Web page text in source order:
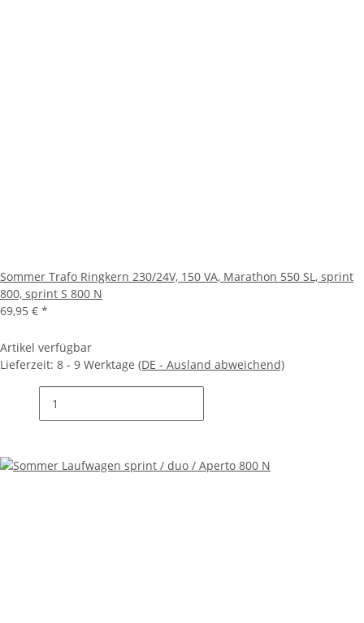
Sommer Trafo Ringkern 230/24V, 150 VA, Marathon 550 SL, sprint
800, sprint S 800 N
69,95 € *
Artikel verfügbar
Lieferzeit: 8 - 9 Werktage (DE - Ausland abweichend)